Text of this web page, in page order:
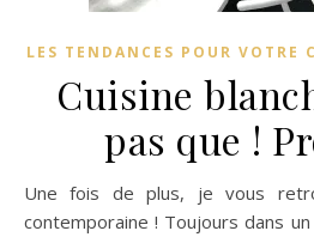
LES TENDANCES POUR VOTRE
Cuisine
pas que !
Une fois de plus, je vous retrouve dans une cuisine
contemporaine ! Toujours dans